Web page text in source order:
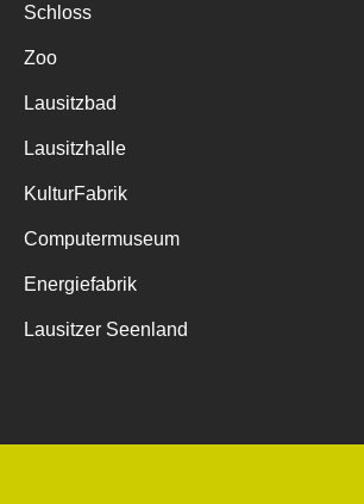
Schloss
Zoo
Lausitzbad
Lausitzhalle
KulturFabrik
Computermuseum
Energiefabrik
Lausitzer Seenland